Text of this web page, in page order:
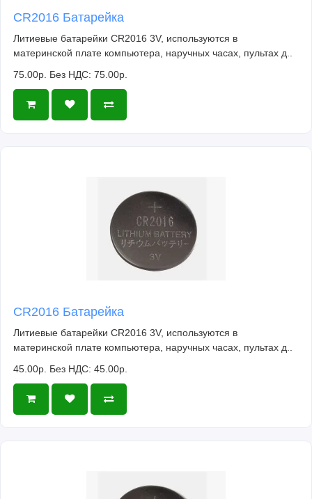
CR2016 Батарейка
Литиевые батарейки CR2016 3V, используются в
материнской плате компьютера, наручных часах, пультах д..
75.00р. Без НДС: 75.00р.
CR2016 Батарейка
Литиевые батарейки CR2016 3V, используются в
материнской плате компьютера, наручных часах, пультах д..
45.00р. Без НДС: 45.00р.